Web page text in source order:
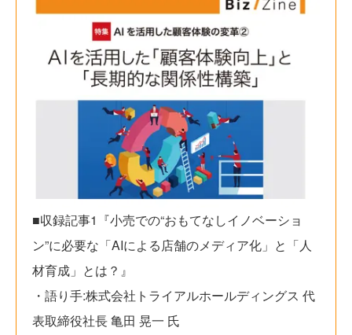
■収録記事1『小売での“おもてなしイノベーショ
ン”に必要な「AIによる店舗のメディア化」と「人
材育成」とは？』
・語り手:株式会社トライアルホールディングス 代
表取締役社長 亀田 晃一 氏